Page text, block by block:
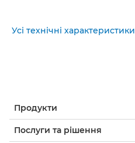
Усі технічні характеристики
Продукти
Послуги та рішення